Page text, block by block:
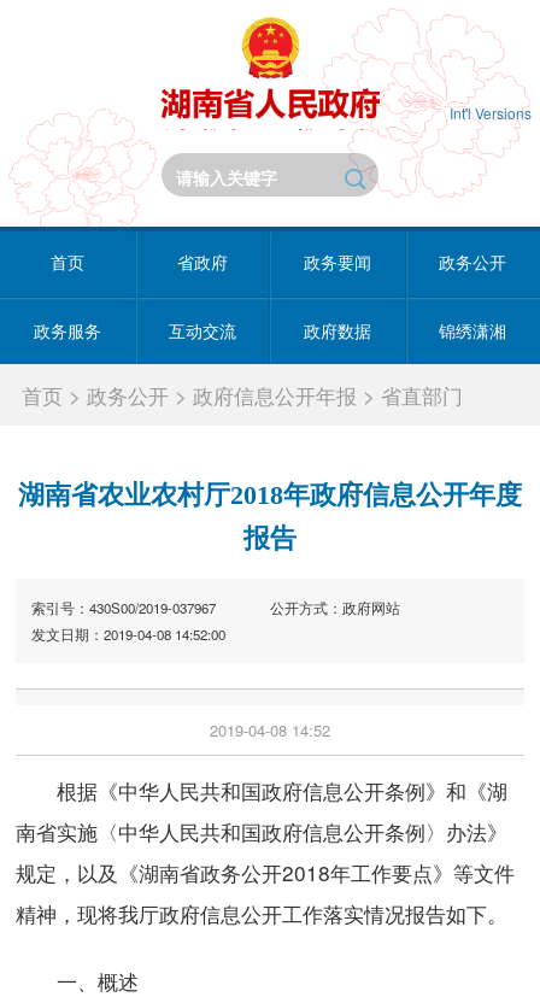
Int'l Versions
首页 省政府 政务要闻 政务公开
政务服务 互动交流 政府数据 锦绣潇湘
首页 >政务公开 >政府信息公开年报 > 省直部门
湖南省农业农村厅2018年政府信息公开年度
报告
索引号：430S00/2019-037967
公开方式：政府网站
发文日期：2019-04-08 14:52:00
2019-04-08 14:52
根据《中华人民共和国政府信息公开条例》和《湖
南省实施〈中华人民共和国政府信息公开条例〉办法》
规定，以及《湖南省政务公开2018年工作要点》等文件
精神，现将我厅政府信息公开工作落实情况报告如下。
一、概述